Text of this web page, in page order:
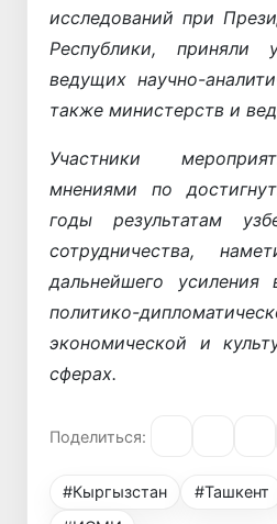
исследований при
Республики, приняли
ведущих научно-
также министерств и
Участники
мнениями по
годы результатам
сотрудничества,
дальнейшего усиления
политико-
экономической и
сферах.
Поделиться:
#Кыргызстан #Ташкент